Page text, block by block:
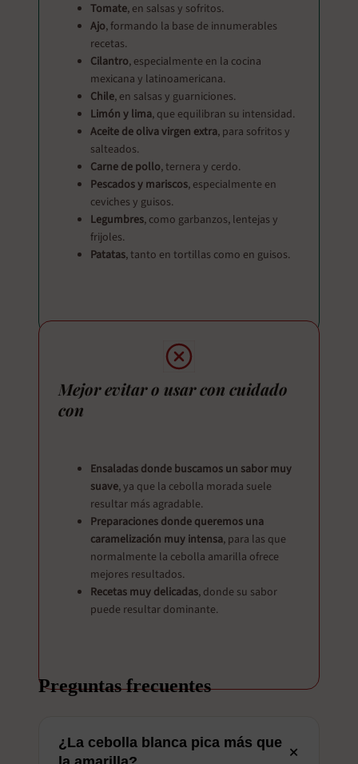
Tomate, en salsas y sofritos.
Ajo, formando la base de innumerables
recetas.
Cilantro, especialmente en la cocina
mexicana y latinoamericana.
Chile, en salsas y guarniciones.
Limón y lima, que equilibran su intensidad.
Aceite de oliva virgen extra, para sofritos y
salteados.
Carne de pollo, ternera y cerdo.
Pescados y mariscos, especialmente en
ceviches y guisos.
Legumbres, como garbanzos, lentejas y
frijoles.
Patatas, tanto en tortillas como en guisos.
Mejor evitar o usar con cuidado
con
Ensaladas donde buscamos un sabor muy
suave, ya que la cebolla morada suele
resultar más agradable.
Preparaciones donde queremos una
caramelización muy intensa, para las que
normalmente la cebolla amarilla ofrece
mejores resultados.
Recetas muy delicadas, donde su sabor
puede resultar dominante.
Preguntas frecuentes
¿La cebolla blanca pica más que +